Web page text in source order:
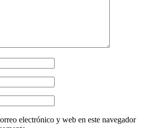
electrónico y web en este navegador